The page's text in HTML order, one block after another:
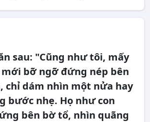
sau: "Cũng như tôi, mấy
bỡ ngỡ đứng nép bên
chỉ dám nhìn một nửa hay
bước nhẹ. Họ như con
bên bờ tổ, nhìn quãng